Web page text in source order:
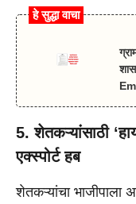
हे सुद्धा वाचा
5. शेतकऱ्यांसाठी
एक्स्पोर्ट हब
शेतकऱ्यांचा भाजीपाला